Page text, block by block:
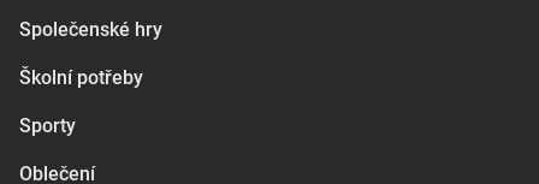
Společenské hry
Školní potřeby
Sporty
Oblečení